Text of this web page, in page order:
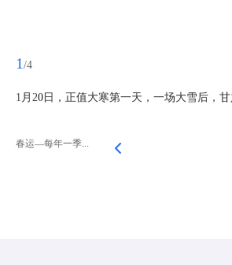
1 /4
1月20日，正值大寒第一天，一场大雪后，
春运—每年一季...